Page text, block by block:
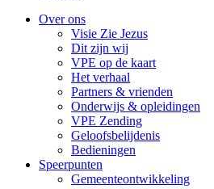
Over ons
Visie Zie Jezus
Dit zijn wij
VPE op de kaart
Het verhaal
Partners & vrienden
Onderwijs & opleidingen
VPE Zending
Geloofsbelijdenis
Bedieningen
Speerpunten
Gemeenteontwikkeling